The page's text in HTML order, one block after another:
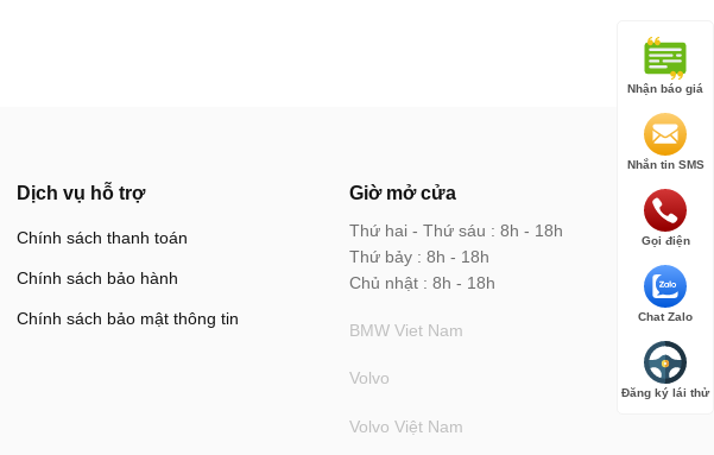
Dịch vụ hỗ trợ
Chính sách thanh toán
Chính sách bảo hành
Chính sách bảo mật thông tin
Giờ mở cửa
Thứ hai - Thứ sáu : 8h - 18h
Thứ bảy : 8h - 18h
Chủ nhật : 8h - 18h
BMW Viet Nam
Volvo
Volvo Việt Nam
Nhận báo giá
Nhắn tin SMS
Gọi điện
Chat Zalo
Đăng ký lái thử